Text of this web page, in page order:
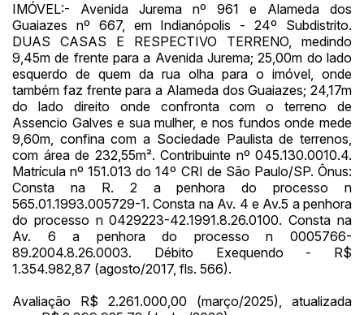
IMÓVEL:- Avenida Jurema nº 961 e Alameda dos
Guaiazes nº 667, em Indianópolis - 24º Subdistrito.
DUAS CASAS E RESPECTIVO TERRENO, medindo
9,45m de frente para a Avenida Jurema; 25,00m do lado
esquerdo de quem da rua olha para o imóvel, onde
também faz frente para a Alameda dos Guaiazes; 24,17m
do lado direito onde confronta com o terreno de
Assencio Galves e sua mulher, e nos fundos onde mede
9,60m, confina com a Sociedade Paulista de terrenos,
com área de 232,55m². Contribuinte nº 045.130.0010.4.
Matrícula nº 151.013 do 14º CRI de São Paulo/SP. Ônus:
Consta na R. 2 a penhora do processo n
565.01.1993.005729-1. Consta na Av. 4 e Av.5 a penhora
do processo n 0429223-42.1991.8.26.0100. Consta na
Av. 6 a penhora do processo n 0005766-
89.2004.8.26.0003. Débito Exequendo - R$
1.354.982,87 (agosto/2017, fls. 566).
Avaliação R$ 2.261.000,00 (março/2025), atualizada
14/04/2025 18:43:11 TIAGOFELIPE R$ 1,00
14/04/2025 18:43:11 TIAGOFELIPE R$ 1,00
Clique aqui para fazer login